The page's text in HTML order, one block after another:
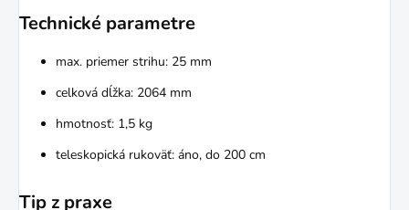
Technické parametre
max. priemer strihu: 25 mm
celková dĺžka: 2064 mm
hmotnosť: 1,5 kg
teleskopická rukoväť: áno, do 200 cm
Tip z praxe